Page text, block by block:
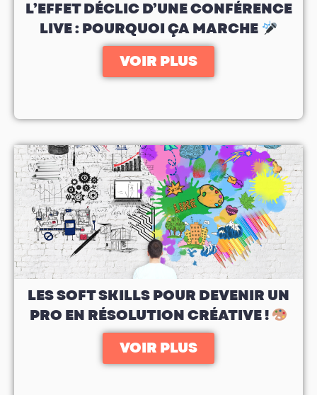
L’EFFET DÉCLIC D’UNE CONFÉRENCE
LIVE : POURQUOI ÇA MARCHE
VOIR PLUS
LES SOFT SKILLS POUR DEVENIR UN
PRO EN RÉSOLUTION CRÉATIVE !
VOIR PLUS